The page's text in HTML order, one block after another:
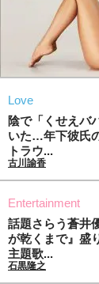
Love
陰で「くせえバ
いた…年下彼氏
トラウ...
古川諭香
Entertainment
話題さらう蒼井
が乾くまで』盛
主題歌...
石黒隆之